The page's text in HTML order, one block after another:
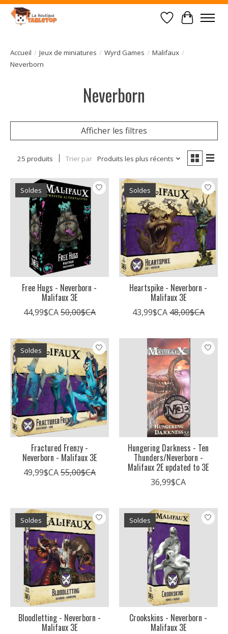
Liste dePanier
Accueil / Jeux de miniatures / Wyrd Games / Malifaux /
Neverborn
Neverborn
Afficher les filtres
25 produits Trier par Produits les plus récents
Soldes
Free Hugs - Neverborn -
Malifaux 3E
44,99$CA50,00$CA
Soldes
Heartspike - Neverborn -
Malifaux 3E
43,99$CA48,00$CA
Soldes
Fractured Frenzy -
Neverborn - Malifaux 3E
49,99$CA55,00$CA
Hungering Darkness - Ten
Thunders/Neverborn -
Malifaux 2E updated to 3E
36,99$CA
Soldes
Bloodletting - Neverborn -
Malifaux 3E
Soldes
Crookskins - Neverborn -
Malifaux 3E